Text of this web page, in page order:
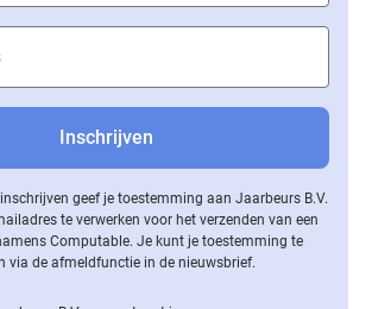
geef je toestemming aan Jaarbeurs B.V.
te verwerken voor het verzenden van een
Computable. Je kunt je toestemming te
via de af­meld­func­tie in de nieuwsbrief.